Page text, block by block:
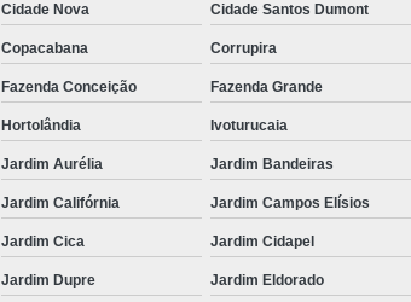
Cidade Nova Cidade Santos Dumont
Copacabana Corrupira
Fazenda Conceição Fazenda Grande
Hortolândia Ivoturucaia
Jardim Aurélia Jardim Bandeiras
Jardim Califórnia Jardim Campos Elísios
Jardim Cica Jardim Cidapel
Jardim Dupre Jardim Eldorado